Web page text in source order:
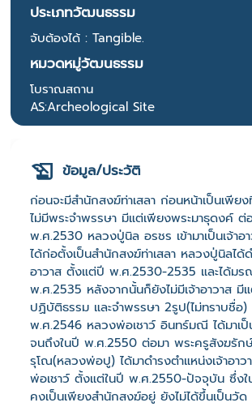
ประเภทวัฒนธรรม
จับต้องได้ : Tangible.
หมวดหมู่วัฒนธรรม
โบราณสถาน
AS:Archeological Site
ข้อมูล/ประวัติ
ก่อนจะมีสำนักสงฆ์ท่าเสลา ก่อนหน้าเป็นเพี
ไม่มีพระจำพรรษา มีแต่เพียงพระมาธุดงค์ ต่
พ.ศ.2530 หลวงปู่นิล อรชร เข้ามาเป็นเจ้าอ
ได้ก่อตั้งเป็นสำนักสงฆ์ท่าเสลา หลวงปู่นิลได้
อาวาส ตั้งแต่ปี พ.ศ.2530-2535 และได้ม
พ.ศ.2535 หลังจากนั้นก็ยังไม่มีเจ้าอาวาส มี
ปฏิบัติธรรม และจำพรรษา 2รูป(ไม่ทราบชื่อ)
พ.ศ.2546 หลวงพ่อเชาว์ อินทร์มณี ได้มาเป็น
จนถึงในปี พ.ศ.2550 ต่อมา พระครูสังฆรั
รุโณ(หลวงพ่อปู) ได้มาดำรงตำแหน่งเจ้าอา
พ่อเชาว์ ตั้งแต่ในปี พ.ศ.2550-ปัจจุบัน ซึ่ง
คงเป็นเพียงสำนักสงฆ์อยู่ ยังไม่ได้ขึ้นเป็นวัด